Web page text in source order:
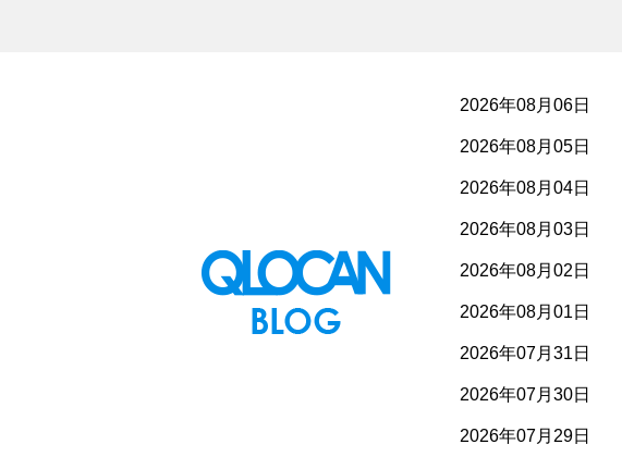
2026年08月06日
2026年08月05日
2026年08月04日
2026年08月03日
2026年08月02日
2026年08月01日
2026年07月31日
2026年07月30日
2026年07月29日